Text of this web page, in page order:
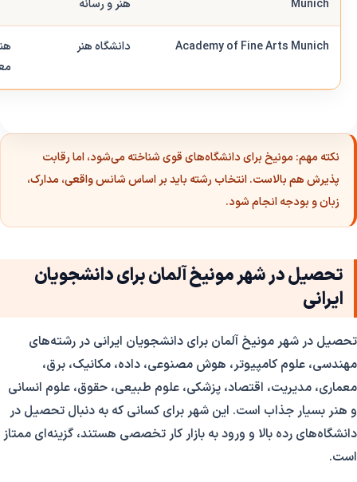
Munich هنر و رسانه
Academy of Fine Arts Munich دانشگاه هنر
نکته مهم: مونیخ برای دانشگاه‌های قوی شناخته می‌شود، اما رقابت
پذیرش هم بالاست. انتخاب رشته باید بر اساس شانس واقعی، مدارک،
زبان و بودجه انجام شود.
تحصیل در شهر مونیخ آلمان برای دانشجویان
ایرانی
تحصیل در شهر مونیخ آلمان برای دانشجویان ایرانی در رشته‌های
مهندسی، علوم کامپیوتر، هوش مصنوعی، داده، مکانیک، برق،
معماری، مدیریت، اقتصاد، پزشکی، علوم طبیعی، حقوق، علوم انسانی
و هنر بسیار جذاب است. این شهر برای کسانی که به دنبال تحصیل در
دانشگاه‌های رده بالا و ورود به بازار کار تخصصی هستند، گزینه‌ای ممتاز
است.